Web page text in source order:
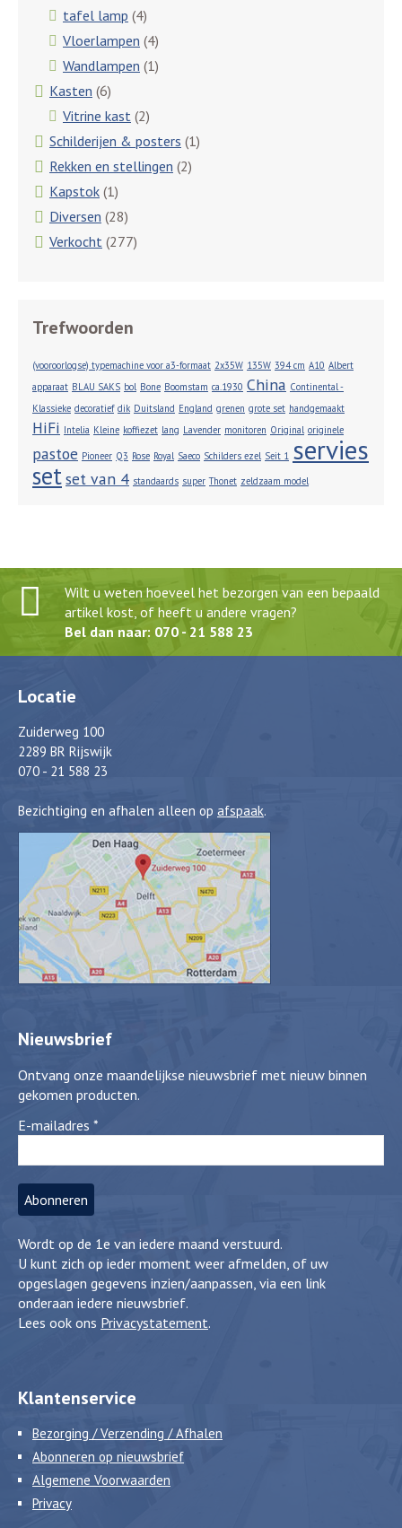
tafel lamp (4)
Vloerlampen (4)
Wandlampen (1)
Kasten (6)
Vitrine kast (2)
Schilderijen & posters (1)
Rekken en stellingen (2)
Kapstok (1)
Diversen (28)
Verkocht (277)
Trefwoorden
(vooroorlogse) typemachine voor a3-formaat 2x35W 135W 394 cm A10 Albert
apparaat BLAU SAKS bol Bone Boomstam ca.1930 China Continental -
Klassieke decoratief dik Duitsland England grenen grote set handgemaakt
HiFi Intelia Kleine koffiezet lang Lavender monitoren Original originele
pastoe Pioneer Q3 Rose Royal Saeco Schilders ezel Seit 1 servies
setset van 4 standaards super Thonet zeldzaam model
Wilt u weten hoeveel het bezorgen van een bepaald
artikel kost, of heeft u andere vragen?
Bel dan naar: 070 - 21 588 23
Locatie
Zuiderweg 100
2289 BR Rijswijk
070 - 21 588 23
Bezichtiging en afhalen alleen op afspaak.
Nieuwsbrief
Ontvang onze maandelijkse nieuwsbrief met nieuw binnen
gekomen producten.
E-mailadres *
Wordt op de 1e van iedere maand verstuurd.
U kunt zich op ieder moment weer afmelden, of uw
opgeslagen gegevens inzien/aanpassen, via een link
onderaan iedere nieuwsbrief.
Lees ook ons Privacystatement.
Klantenservice
Bezorging / Verzending / Afhalen
Abonneren op nieuwsbrief
Algemene Voorwaarden
Privacy